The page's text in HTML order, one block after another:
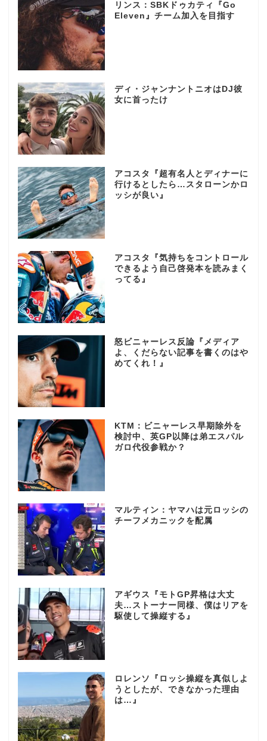
リンス：SBKドゥカティ『Go
Eleven』チーム加入を目指す
ディ・ジャンナントニオはDJ彼
女に首ったけ
アコスタ『超有名人とディナーに
行けるとしたら…スタローンかロ
ッシが良い』
アコスタ『気持ちをコントロール
できるよう自己啓発本を読みまく
ってる』
怒ビニャーレス反論『メディア
よ、くだらない記事を書くのはや
めてくれ！』
KTM：ビニャーレス早期除外を
検討中、英GP以降は弟エスパル
ガロ代役参戦か？
マルティン：ヤマハは元ロッシの
チーフメカニックを配属
アギウス『モトGP昇格は大丈
夫…ストーナー同様、僕はリアを
駆使して操縦する』
ロレンソ『ロッシ操縦を真似しよ
うとしたが、できなかった理由
は…』